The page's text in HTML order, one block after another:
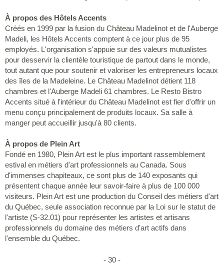
À propos des Hôtels Accents
Créés en 1999 par la fusion du Château Madelinot et de l'Auberge
Madeli, les Hôtels Accents comptent à ce jour plus de 95
employés. L'organisation s'appuie sur des valeurs mutualistes
pour desservir la clientèle touristique de partout dans le monde,
tout autant que pour soutenir et valoriser les entrepreneurs locaux
des îles de la Madeleine. Le Château Madelinot détient 118
chambres et l'Auberge Madeli 61 chambres. Le Resto Bistro
Accents situé à l'intérieur du Château Madelinot est fier d'offrir un
menu conçu principalement de produits locaux. Sa salle à
manger peut accueillir jusqu'à 80 clients.
À propos de Plein Art
Fondé en 1980, Plein Art est le plus important rassemblement
estival en métiers d'art professionnels au Canada. Sous
d'immenses chapiteaux, ce sont plus de 140 exposants qui
présentent chaque année leur savoir-faire à plus de 100 000
visiteurs. Plein Art est une production du Conseil des métiers d'art
du Québec, seule association reconnue par la Loi sur le statut de
l'artiste (S-32.01) pour représenter les artistes et artisans
professionnels du domaine des métiers d'art actifs dans
l'ensemble du Québec.
- 30 -